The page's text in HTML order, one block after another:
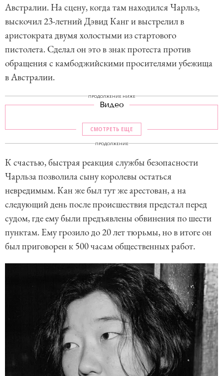
Австралии. На сцену, когда там находился Чарльз,
выскочил 23-летний Дэвид Канг и выстрелил в
аристократа двумя холостыми из стартового
пистолета. Сделал он это в знак протеста против
обращения с камбоджийскими просителями убежища
в Австралии.
ПРОДОЛЖЕНИЕ НИЖЕ
Видео
СМОТРЕТЬ ЕЩЕ
ПРОДОЛЖЕНИЕ
К счастью, быстрая реакция службы безопасности
Чарльза позволила сыну королевы остаться
невредимым. Кан же был тут же арестован, а на
следующий день после происшествия предстал перед
судом, где ему были предъявлены обвинения по шести
пунктам. Ему грозило до 20 лет тюрьмы, но в итоге он
был приговорен к 500 часам общественных работ.